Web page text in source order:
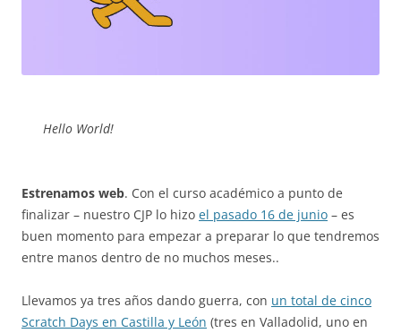
Hello World!
Estrenamos web. Con el curso académico a punto de
finalizar – nuestro CJP lo hizo el pasado 16 de junio – es
buen momento para empezar a preparar lo que tendremos
entre manos dentro de no muchos meses..
Llevamos ya tres años dando guerra, con un total de cinco
Scratch Days en Castilla y León (tres en Valladolid, uno en